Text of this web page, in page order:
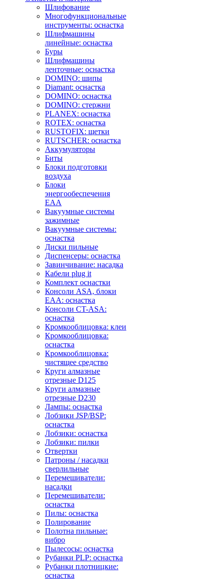
Шлифование
Многофункциональные
инструменты: оснастка
Шлифмашины
линейные: оснастка
Буры
Шлифмашины
ленточные: оснастка
DOMINO: шипы
Diamant: оснастка
DOMINO: оснастка
DOMINO: стержни
PLANEX: оснастка
ROTEX: оснастка
RUSTOFIX: щетки
RUTSCHER: оснастка
Аккумуляторы
Биты
Блоки подготовки
воздуха
Блоки
энергообеспечения
EAA
Вакуумные системы
зажимные
Вакуумные системы:
оснастка
Диски пильные
Диспенсеры: оснастка
Завинчивание: насадка
Кабели plug it
Комплект оснастки
Консоли ASA, блоки
EAA: оснастка
Консоли CT-ASA:
оснастка
Кромкооблицовка: клеи
Кромкооблицовка:
оснастка
Кромкооблицовка:
чистящее средство
Круги алмазные
отрезные D125
Круги алмазные
отрезные D230
Лампы: оснастка
Лобзики JSP/BSP:
оснастка
Лобзики: оснастка
Лобзики: пилки
Отвертки
Патроны / насадки
сверлильные
Перемешиватели:
насадки
Перемешиватели:
оснастка
Пилы: оснастка
Полирование
Полотна пильные:
вибро
Пылесосы: оснастка
Рубанки PLP: оснастка
Рубанки плотницкие:
оснастка